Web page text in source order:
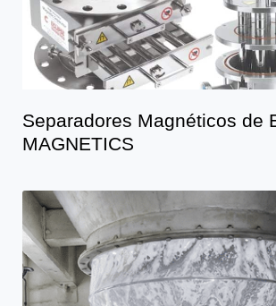
Separadores Magnéticos de
MAGNETICS